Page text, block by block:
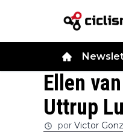
Ellen
Uttrup
por Victor